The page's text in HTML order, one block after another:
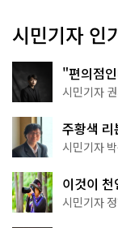
시민기자 인
"편의점
한 편의점
시민기자
주황색
서울둘레
시민기자
이것이
나볼까
시민기자